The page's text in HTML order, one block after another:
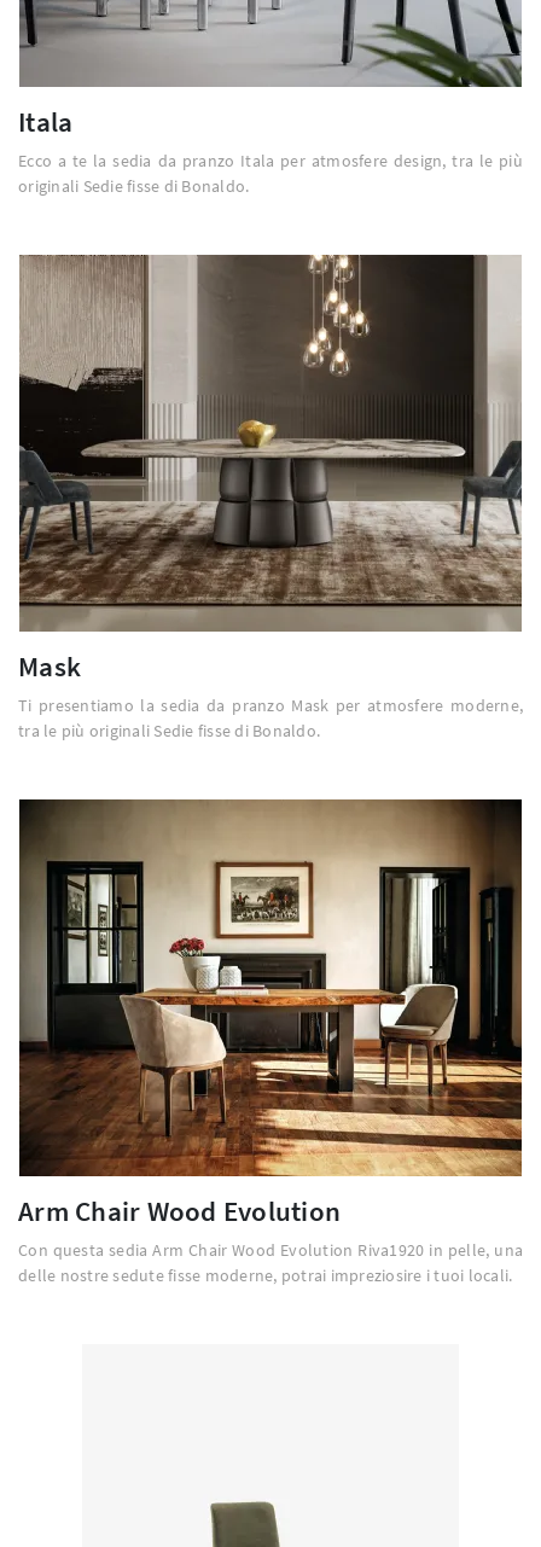
Itala
Ecco a te la sedia da pranzo Itala per atmosfere design, tra le più
originali Sedie fisse di Bonaldo.
Mask
Ti presentiamo la sedia da pranzo Mask per atmosfere moderne,
tra le più originali Sedie fisse di Bonaldo.
Arm Chair Wood Evolution
Con questa sedia Arm Chair Wood Evolution Riva1920 in pelle, una
delle nostre sedute fisse moderne, potrai impreziosire i tuoi locali.